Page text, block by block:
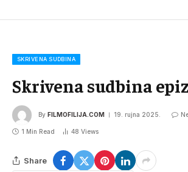
SKRIVENA SUDBINA
Skrivena sudbina
By FILMOFILIJA.COM 19. rujna 2025.
1 Min Read 48 Views
Share